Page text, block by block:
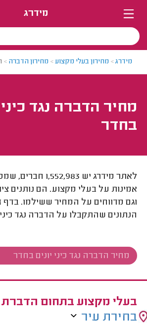
מידרג
מידרג> מחירון בעלי מקצוע> מחירון הדברה >
מחיר הדברה נגד כיני
בחדר
לאתר מידרג יש
אמינות על בעלי מקצוע. הם נותנים
וגם מדווחים על המחיר ששילמו. בדף
הנתונים שהתקבלו על הדברה נגד כיני
בעלי מקצוע בתחום הדברת
בחירת עיר